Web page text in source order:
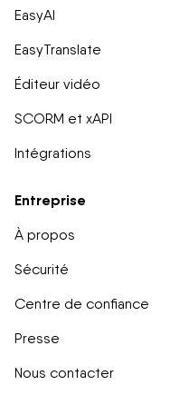
EasyAI
EasyTranslate
Éditeur vidéo
SCORM et xAPI
Intégrations
Entreprise
À propos
Sécurité
Centre de confiance
Presse
Nous contacter